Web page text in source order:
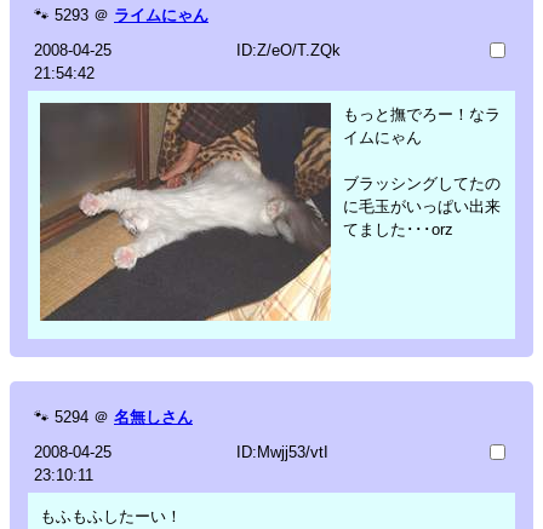
🐾 5293 ＠ ライムにゃん
2008-04-25
21:54:42
ID:Z/eO/T.ZQk
もっと撫でろー！なラ
イムにゃん
ブラッシングしてたの
に毛玉がいっぱい出来
てました･･･orz
🐾 5294 ＠ 名無しさん
2008-04-25
23:10:11
ID:Mwjj53/vtI
もふもふしたーい！